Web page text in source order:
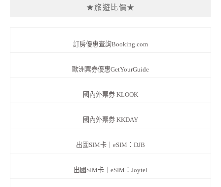
★旅遊比價★
訂房優惠查詢Booking.com
歐洲票券優惠GetYourGuide
國內外票券 KLOOK
國內外票券 KKDAY
出國SIM卡｜eSIM：DJB
出國SIM卡｜eSIM：Joytel